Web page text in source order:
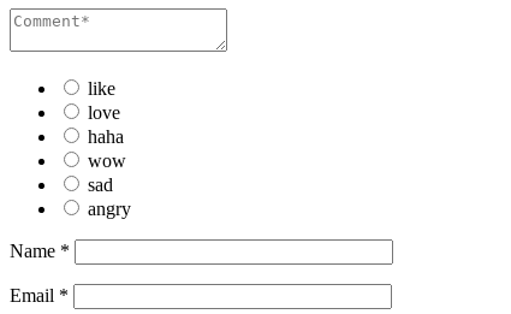
like
love
haha
wow
sad
angry
Name *
Email *